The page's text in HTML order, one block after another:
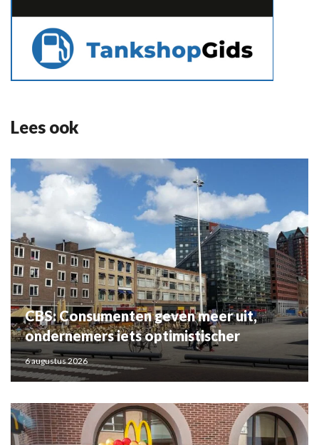
Lees ook
CBS: Consumenten geven meer uit,
ondernemers iets optimistischer
6 augustus 2026